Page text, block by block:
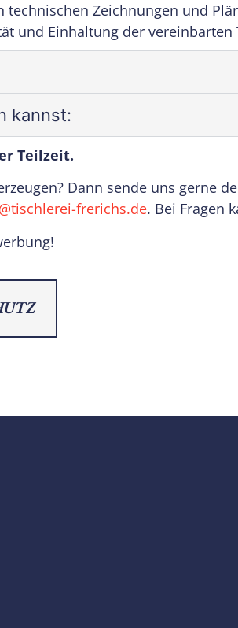
technischen Zeichnungen und
und Einhaltung der vereinbarten
kannst:
Teilzeit.
Dann sende uns gerne
frerichs.de. Bei Fragen